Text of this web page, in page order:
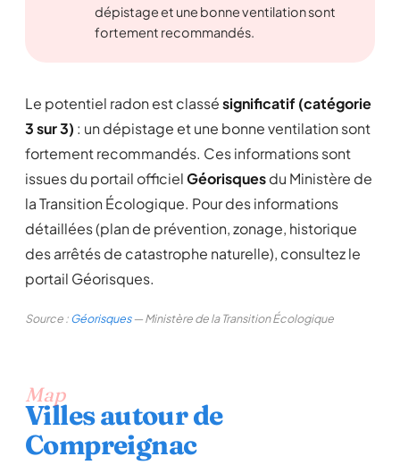
dépistage et une bonne ventilation sont
fortement recommandés.
Le potentiel radon est classésignificatif (catégorie
3 sur 3) : un dépistage et une bonne ventilation sont
fortement recommandés. Ces informations sont
issues du portail officielGéorisquesdu Ministère de
la Transition Écologique. Pour des informations
détaillées (plan de prévention, zonage, historique
des arrêtés de catastrophe naturelle), consultez le
portail Géorisques.
Source :Géorisques— Ministère de la Transition Écologique
Map
Villes autour de
Compreignac